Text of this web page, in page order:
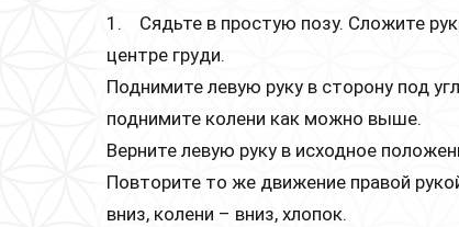
1. Сядьте в простую позу. Сложите
центре груди.
Поднимите левую руку в сторону под
поднимите колени как можно выше.
Верните левую руку в исходное
Повторите то же движение правой
вниз, колени – вниз, хлопок.